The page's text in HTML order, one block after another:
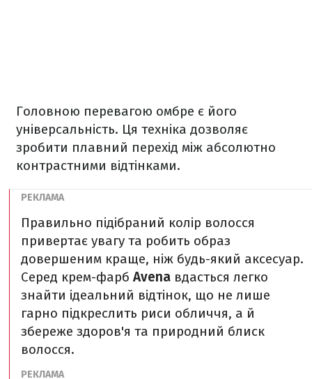
Головною перевагою омбре є його
універсальність. Ця техніка дозволяє
зробити плавний перехід між абсолютно
контрастними відтінками.
Правильно підібраний колір волосся
привертає увагу та робить образ
довершеним краще, ніж будь-який аксесуар.
Серед крем-фарб Avena вдасться легко
знайти ідеальний відтінок, що не лише
гарно підкреслить риси обличчя, а й
збереже здоров'я та природний блиск
волосся.